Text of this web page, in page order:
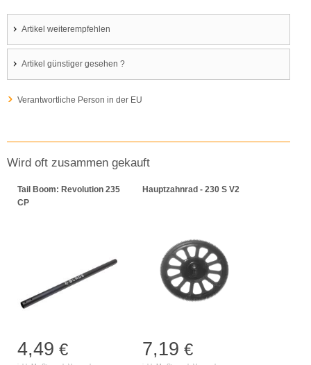
Artikel weiterempfehlen
Artikel günstiger gesehen ?
Verantwortliche Person in der EU
Wird oft zusammen gekauft
Tail Boom: Revolution 235
CP
4,49 €
Hauptzahnrad - 230 S V2
7,19 €